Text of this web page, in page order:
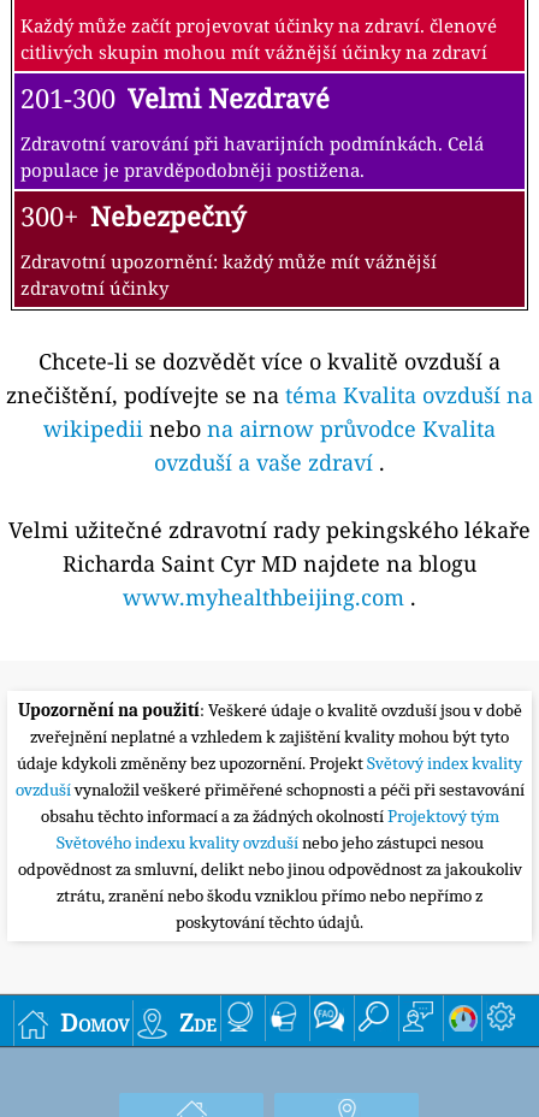
Každý může začít projevovat účinky na zdraví. členové
citlivých skupin mohou mít vážnější účinky na zdraví
201-300 Velmi Nezdravé
Zdravotní varování při havarijních podmínkách. Celá
populace je pravděpodobněji postižena.
300+ Nebezpečný
Zdravotní upozornění: každý může mít vážnější
zdravotní účinky
Chcete-li se dozvědět více o kvalitě ovzduší a
znečištění, podívejte se na téma Kvalita ovzduší na
wikipedii nebo na airnow průvodce Kvalita
ovzduší a vaše zdraví .
Velmi užitečné zdravotní rady pekingského lékaře
Richarda Saint Cyr MD najdete na blogu
www.myhealthbeijing.com .
Upozornění na použití: Veškeré údaje o kvalitě ovzduší jsou v době
zveřejnění neplatné a vzhledem k zajištění kvality mohou být tyto
údaje kdykoli změněny bez upozornění. ProjektSvětový index kvality
ovzdušívynaložil veškeré přiměřené schopnosti a péči při sestavování
obsahu těchto informací a za žádných okolnostíProjektový tým
Světového indexu kvality ovzdušínebo jeho zástupci nesou
odpovědnost za smluvní, delikt nebo jinou odpovědnost za jakoukoliv
ztrátu, zranění nebo škodu vzniklou přímo nebo nepřímo z
poskytování těchto údajů.
Domov Zde